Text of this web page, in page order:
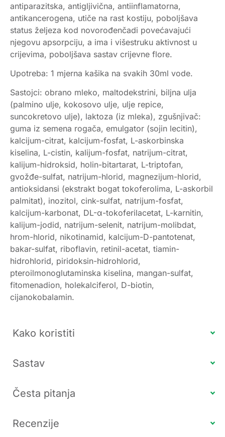
antiparazitska, antigljivična, antiinflamatorna,
antikancerogena, utiče na rast kostiju, poboljšava
status željeza kod novorođenčadi povećavajući
njegovu apsorpciju, a ima i višestruku aktivnost u
crijevima, poboljšava sastav crijevne flore.
Upotreba: 1 mjerna kašika na svakih 30ml vode.
Sastojci: obrano mleko, maltodekstrini, biljna ulja
(palmino ulje, kokosovo ulje, ulje repice,
suncokretovo ulje), laktoza (iz mleka), zgušnjivač:
guma iz semena rogača, emulgator (sojin lecitin),
kalcijum-citrat, kalcijum-fosfat, L-askorbinska
kiselina, L-cistin, kalijum-fosfat, natrijum-citrat,
kalijum-hidroksid, holin-bitartarat, L-triptofan,
gvožđe-sulfat, natrijum-hlorid, magnezijum-hlorid,
antioksidansi (ekstrakt bogat tokoferolima, L-askorbil
palmitat), inozitol, cink-sulfat, natrijum-fosfat,
kalcijum-karbonat, DL-α-tokoferilacetat, L-karnitin,
kalijum-jodid, natrijum-selenit, natrijum-molibdat,
hrom-hlorid, nikotinamid, kalcijum-D-pantotenat,
bakar-sulfat, riboflavin, retinil-acetat, tiamin-
hidrohlorid, piridoksin-hidrohlorid,
pteroilmonoglutaminska kiselina, mangan-sulfat,
fitomenadion, holekalciferol, D-biotin,
cijanokobalamin.
Kako koristiti
Sastav
Česta pitanja
Recenzije